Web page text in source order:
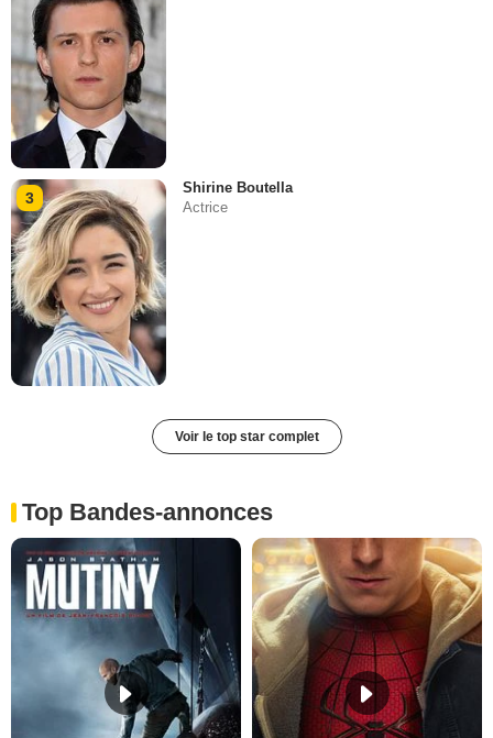
3
Shirine Boutella
Actrice
Voir le top star complet
Top Bandes-annonces